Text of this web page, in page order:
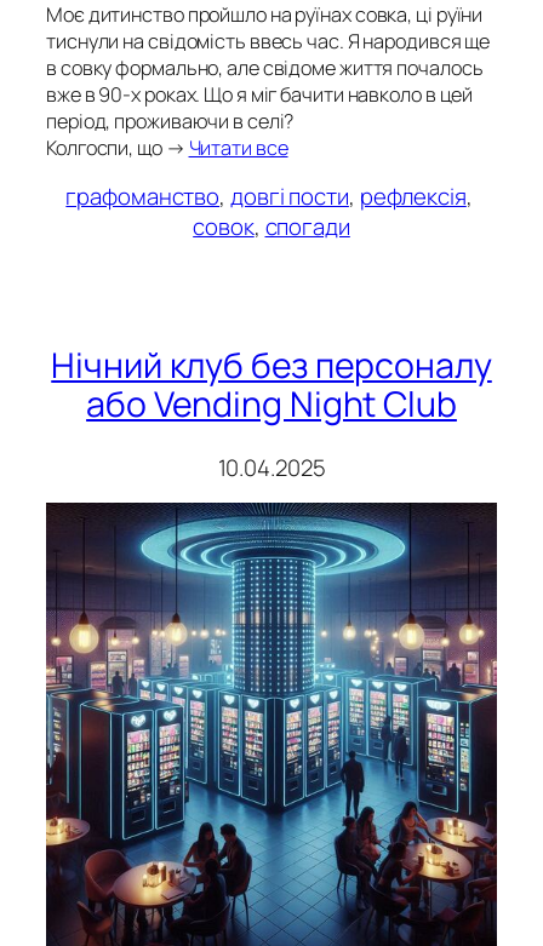
Моє дитинство пройшло на руїнах совка, ці руїни
тиснули на свідомість ввесь час. Я народився ще
в совку формально, але свідоме життя почалось
вже в 90-х роках. Що я міг бачити навколо в цей
період, проживаючи в селі?
Колгоспи, що → Читати все
графоманство, довгі пости, рефлексія
совок, спогади
Нічний клуб без персоналу
або Vending Night Club
10.04.2025